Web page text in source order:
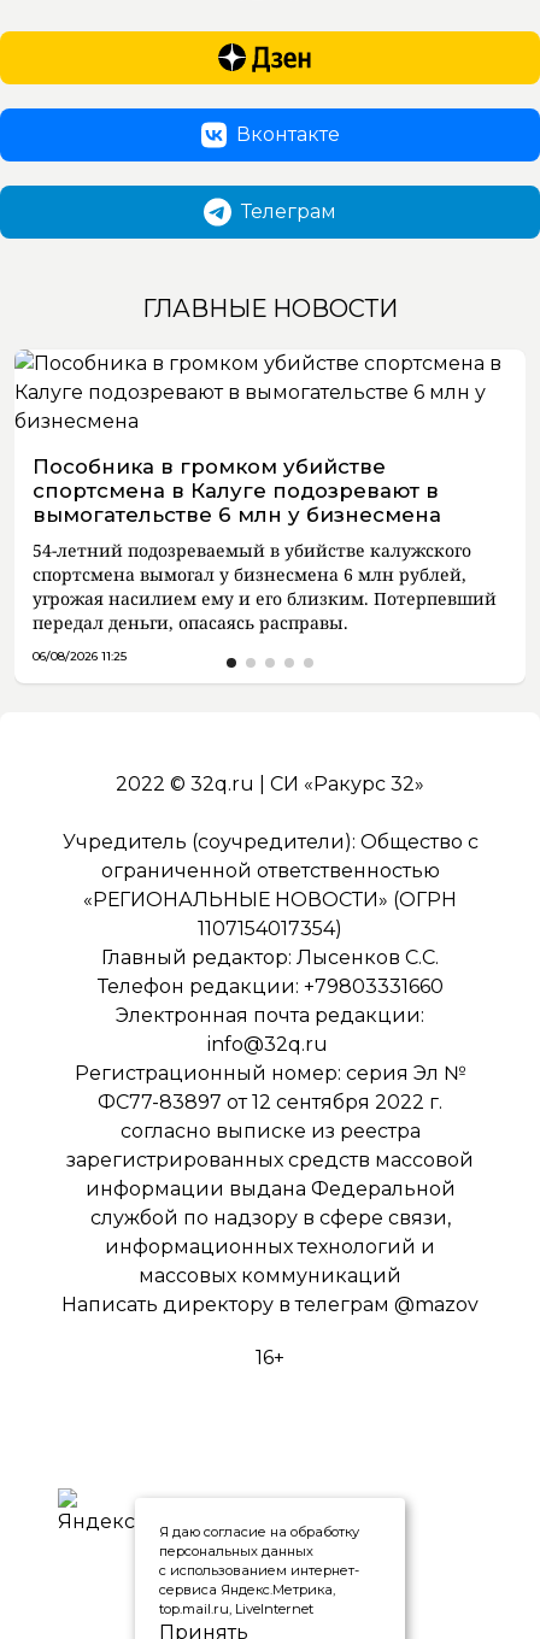
Вконтакте
Телеграм
ГЛАВНЫЕ НОВОСТИ
Пособника в громком убийстве
спортсмена в Калуге подозревают в
вымогательстве 6 млн у бизнесмена
54-летний подозреваемый в убийстве калужского
спортсмена вымогал у бизнесмена 6 млн рублей,
угрожая насилием ему и его близким. Потерпевший
передал деньги, опасаясь расправы.
06/08/2026 11:25
2022 © 32q.ru | СИ «Ракурс 32»
Учредитель (соучредители): Общество с
ограниченной ответственностью
«РЕГИОНАЛЬНЫЕ НОВОСТИ» (ОГРН
1107154017354)
Главный редактор: Лысенков С.С.
Телефон редакции: +79803331660
Электронная почта редакции:
info@32q.ru
Регистрационный номер: серия Эл №
ФС77-83897 от 12 сентября 2022 г.
согласно выписке из реестра
зарегистрированных средств массовой
информации выдана Федеральной
службой по надзору в сфере связи,
информационных технологий и
массовых коммуникаций
Написать директору в телеграм @mazov
16+
Я даю согласие на обработку
персональных данных
с использованием интернет-
сервиса Яндекс.Метрика,
top.mail.ru, LiveInternet
Принять